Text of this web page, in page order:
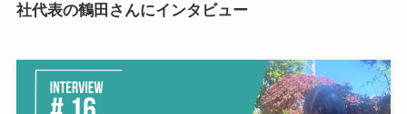
社代表の鶴田さんにインタビュー